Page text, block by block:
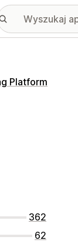
Platform
362
62